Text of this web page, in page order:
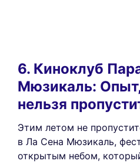
6. Киноклуб
Мюзикаль:
нельзя
Этим летом не
в Ла Сена Мюзикаль,
открытым небом,